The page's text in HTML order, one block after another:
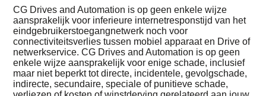
CG Drives and Automation is op geen enkele wijze
aansprakelijk voor inferieure internetresponstijd van het
eindgebruikerstoegangnetwerk noch voor
connectiviteitsverlies tussen mobiel apparaat en Drive of
netwerkservice. CG Drives and Automation is op geen
enkele wijze aansprakelijk voor enige schade, inclusief
maar niet beperkt tot directe, incidentele, gevolgschade,
indirecte, secundaire, speciale of punitieve schade,